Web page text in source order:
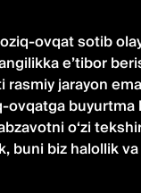
ovqat sotib
e’tibor
jarayon
ovqatga buyurtma
o‘zi
buni biz halollik